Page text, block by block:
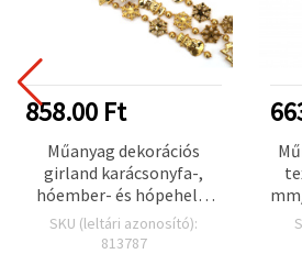
858.00 Ft
Műanyag dekorációs
girland karácsonyfa-,
hóember- és hópehely-
motívumokkal, arany
szín, 15 mm x 2,7 m
SKU (leltári azonosító):
813787